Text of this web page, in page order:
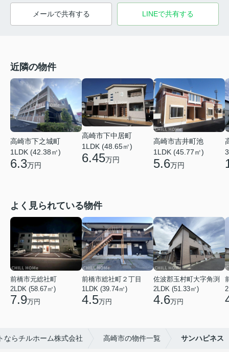
メールで共有する LINEで共有する
近隣の物件
高崎市下之城町
1LDK (42.38㎡)
6.3万円
高崎市下中居町
1LDK (48.65㎡)
6.45万円
高崎市吉井町池
1LDK (45.77㎡)
5.6万円
よく見られている物件
前橋市元総社町
2LDK (58.67㎡)
7.9万円
前橋市総社町２丁目
1LDK (39.74㎡)
4.5万円
佐波郡玉村町大字角渕
2LDK (51.33㎡)
4.6万円
ならチルホーム株式会社 高崎市の物件一覧 サンハピネス